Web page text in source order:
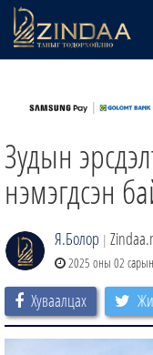
ТВ8
ӨГЛӨӨНИЙ СОНИН
АУДИО ЗОХИОЛ
ЗИНДАА СЭТГҮҮЛ
Зудын
нэмэгдсэн
Я.Болор |
2025 оны 02
Хуваалцах